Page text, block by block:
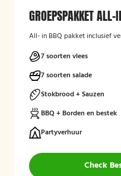
GROEPSPAKKET ALL-
All- in BBQ pakket inclusief
7 soorten vlees
7 soorten salade
Stokbrood + Sauzen
BBQ + Borden en bestek
Partyverhuur
Check